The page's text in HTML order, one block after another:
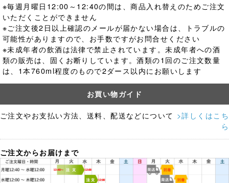
※毎週月曜日12:00～12:40の間は、商品入れ替えのためご注文
いただくことができません
※ご注文後2日以上確認のメールが届かない場合は、トラブルの
可能性がありますので、お手数ですがお問合せください
※未成年者の飲酒は法律で禁止されています。未成年者への酒
類の販売は、固くお断りしています。酒類の1回のご注文数量
は、1本760ml程度のもので2ダース以内にお願いします
お買い物ガイド
ご注文やお支払い方法、送料、配送などについて >詳しくはこち
ら
ご注文からお届けまで